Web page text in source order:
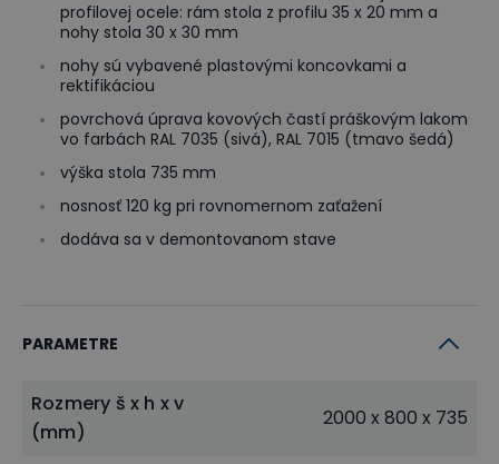
profilovej ocele: rám stola z profilu 35 x 20 mm a
nohy stola 30 x 30 mm
nohy sú vybavené plastovými koncovkami a
rektifikáciou
povrchová úprava kovových častí práškovým lakom
vo farbách RAL 7035 (sivá), RAL 7015 (tmavo šedá)
výška stola 735 mm
nosnosť 120 kg pri rovnomernom zaťažení
dodáva sa v demontovanom stave
PARAMETRE
Rozmery š x h x v
(mm)
2000 x 800 x 735